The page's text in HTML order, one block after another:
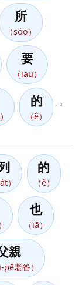
所
（sóo）
要
（iau）
的
（ê）
。」
）
的
（ê）
也
（iā）
親
pē老爸）